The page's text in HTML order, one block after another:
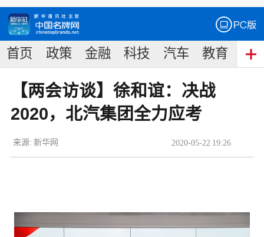
首页 政策 金融 科技 汽车 教育 食
【两会访谈】徐和谊：决战
2020，北汽集团全力应考
2020-05-22 19:26
来源: 新华网